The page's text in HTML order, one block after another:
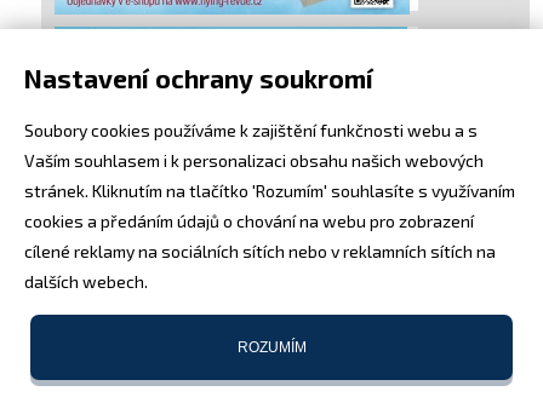
Nastavení ochrany soukromí
Soubory cookies používáme k zajištění funkčnosti webu a s
Vaším souhlasem i k personalizaci obsahu našich webových
stránek. Kliknutím na tlačítko 'Rozumím' souhlasíte s využívaním
cookies a předáním údajů o chování na webu pro zobrazení
cílené reklamy na sociálních sítích nebo v reklamních sítích na
dalších webech.
ROZUMÍM